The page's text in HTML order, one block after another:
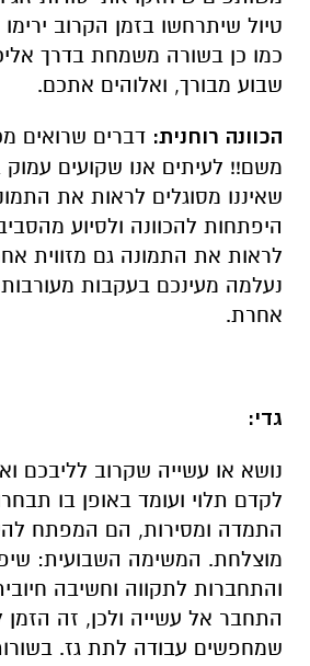
טיול שיתרחשו בזמן הקרוב
כמו כן בשורה משמחת בדרך
שבוע מבורך, ואלוהים אתכם.
הכוונה רוחנית: דברים שרואים
משם!! לעיתים אנו שקועים עמוק
שאיננו מסוגלים לראות את
היפתחות להכוונה ולסיוע
לראות את התמונה גם מזווית
נעלמה מעינכם בעקבות מעורבות
אחרת.
גדי:
נושא או עשייה שקרוב לליבכם
לקדם תלוי ועומד באופן בו
התמדה ומסירות, הם המפתח
מוצלחת. המשימה השבועית:
והתחברות לתקווה וחשיבה
התחבר אל עשייה ולכן, זה הזמן
שמחפשים עבודה לתת גז.